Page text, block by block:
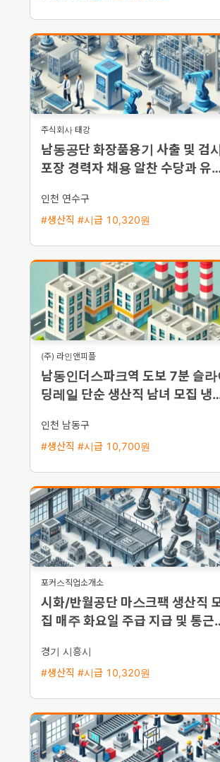
주식회사 태강
남동공단 화장품용기 사출 및 검
포장 경력자 채용 알찬 수당과 유
인천 연수구
#생산직 #시급 10,320원
(주) 라인앤피플
남동인더스파크역 도보 7분 슬라
딩레일 단순 생산직 남녀 모집 냉
인천 남동구
#생산직 #시급 10,700원
포커스직업소개소
시화/반월공단 마스크팩 생산직
집 매주 화요일 주급 지급 및 통근
경기 시흥시
#생산직 #시급 10,320원